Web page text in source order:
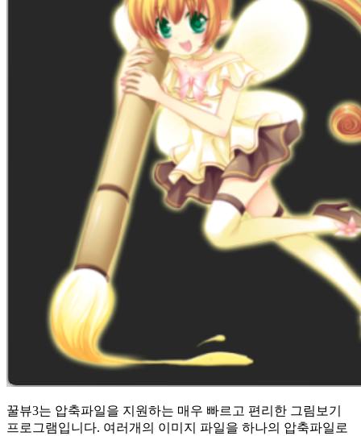
꿀뷰3는 압축파일을 지원하는 매우 빠르고 편리한 그림보기
프로그램입니다. 여러개의 이미지 파일을 하나의 압축파일로